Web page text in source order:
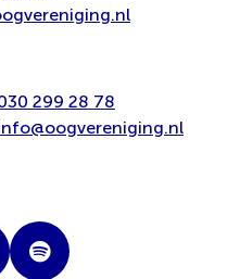
299 28 78